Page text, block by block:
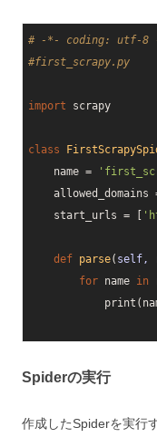
# -*- coding: utf-8
#first_scrapy.py
import scrapy
class
    name =
allowed_domains
    start_urls = [
def parse( self,
for name in
Spiderの実行
作成したSpiderを実行